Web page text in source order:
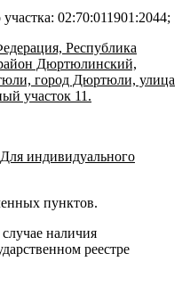
02:70:011901:2044;
Республика
Дюртюлинский,
город Дюртюли, улица
участок 11.
Для индивидуального
пунктов.
случае наличия
реестре